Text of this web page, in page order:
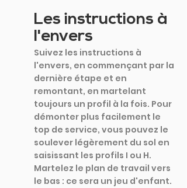
Les instructions à
l'envers
Suivez les instructions à
l'envers, en commençant par la
dernière étape et en
remontant, en martelant
toujours un profil à la fois. Pour
démonter plus facilement le
top de service, vous pouvez le
soulever légèrement du sol en
saisissant les profils I ou H.
Martelez le plan de travail vers
le bas : ce sera un jeu d'enfant.